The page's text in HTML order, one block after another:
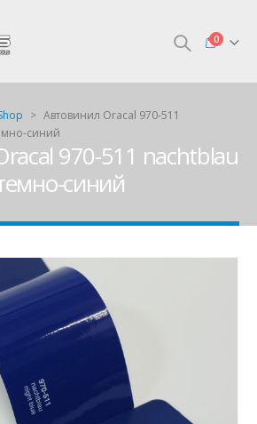
0
> Автовинил Oracal 970-511
синий
970-511 nachtblau
синий